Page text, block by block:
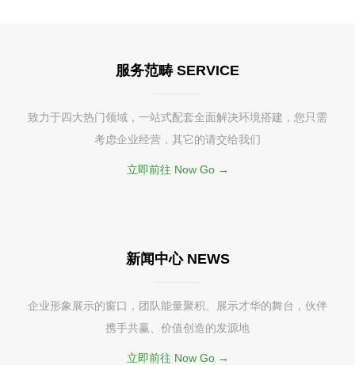
服务范畴 SERVICE
致力于四大热门领域，一站式配套全面解决环境搭建，您只需
考虑企业经营，其它的请交给我们
立即前往 Now Go →
新闻中心 NEWS
企业形象展示的窗口，团队能量聚积、展示才华的舞台，伙伴
携手共赢、价值创造的发源地
立即前往 Now Go →